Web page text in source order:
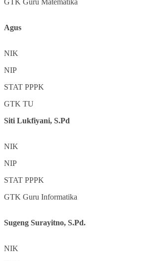
GTK Guru Matematika
Agus
NIK
NIP
STAT PPPK
GTK TU
Siti Lukfiyani, S.Pd
NIK
NIP
STAT PPPK
GTK Guru Informatika
Sugeng Surayitno, S.Pd.
NIK